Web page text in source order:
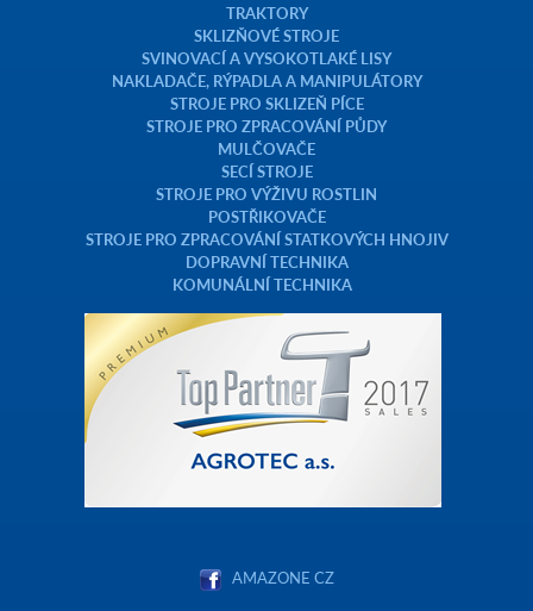
TRAKTORY
SKLIZŇOVÉ STROJE
SVINOVACÍ A VYSOKOTLAKÉ LISY
NAKLADAČE, RÝPADLA A MANIPULÁTORY
STROJE PRO SKLIZEŇ PÍCE
STROJE PRO ZPRACOVÁNÍ PŮDY
MULČOVAČE
SECÍ STROJE
STROJE PRO VÝŽIVU ROSTLIN
POSTŘIKOVAČE
STROJE PRO ZPRACOVÁNÍ STATKOVÝCH HNOJIV
DOPRAVNÍ TECHNIKA
KOMUNÁLNÍ TECHNIKA
AMAZONE CZ